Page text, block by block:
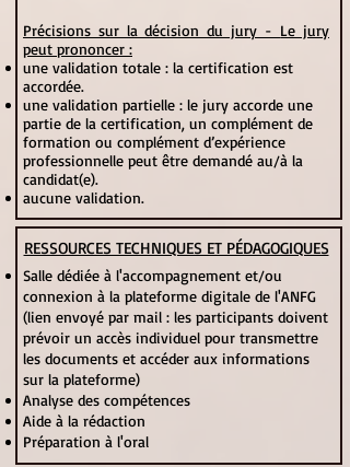
Précisions sur la décision du jury - Le jury
peut prononcer :
une validation totale : la certification est
accordée.
une validation partielle : le jury accorde une
partie de la certification, un complément de
formation ou complément d’expérience
professionnelle peut être demandé au/à la
candidat(e).
aucune validation.
RESSOURCES TECHNIQUES ET PÉDAGOGIQUES
Salle dédiée à l'accompagnement et/ou
connexion à la plateforme digitale de l'ANFG
(lien envoyé par mail : les participants doivent
prévoir un accès individuel pour transmettre
les documents et accéder aux informations
sur la plateforme)
Analyse des compétences
Aide à la rédaction
Préparation à l'oral